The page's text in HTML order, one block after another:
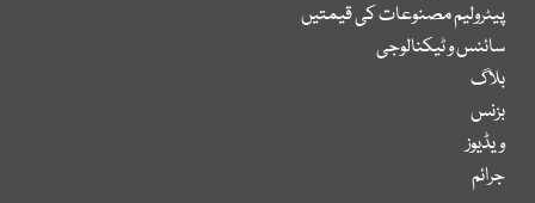
پیٹرولیم مصنوعات کی قیمتیں
سائنس و ٹیکنالوجی
بلاگ
بزنس
ویڈیوز
جرائم